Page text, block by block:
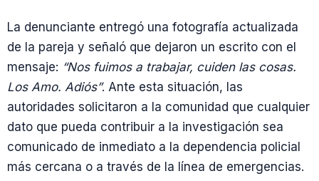
La denunciante entregó una fotografía actualizada
de la pareja y señaló que dejaron un escrito con el
mensaje: “Nos fuimos a trabajar, cuiden las cosas.
Los Amo. Adiós”. Ante esta situación, las
autoridades solicitaron a la comunidad que cualquier
dato que pueda contribuir a la investigación sea
comunicado de inmediato a la dependencia policial
más cercana o a través de la línea de emergencias.